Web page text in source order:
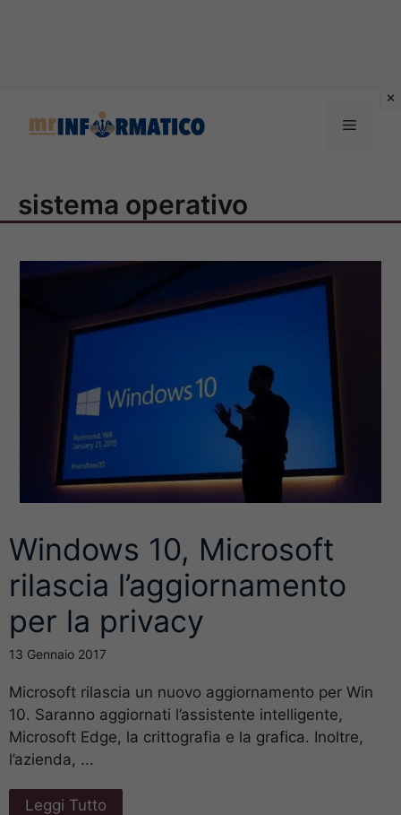
Menu
sistema operativo
Windows 10, Microsoft
rilascia l’aggiornamento
per la privacy
13 Gennaio 2017
Microsoft rilascia un nuovo aggiornamento per Win
10. Saranno aggiornati l’assistente intelligente,
Microsoft Edge, la crittografia e la grafica. Inoltre,
l’azienda, ...
Leggi Tutto